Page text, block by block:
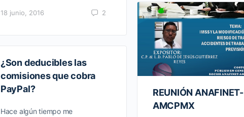
18 junio, 2016 2
REUNIÓN ANAFINET-
AMCPMX
¿Son deducibles las
comisiones que cobra
PayPal?
Hace algún tiempo me